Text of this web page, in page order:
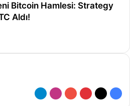
Bitcoin Hamlesi: Strategy
Aldı!
Pinterest
YouTube
Instagram
Telegram